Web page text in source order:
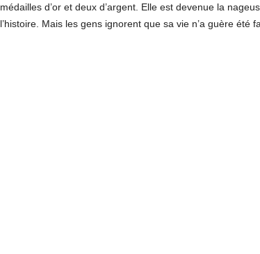
médailles d’or et deux d’argent. Elle est devenue la
l’histoire. Mais les gens ignorent que sa vie n’a guère été